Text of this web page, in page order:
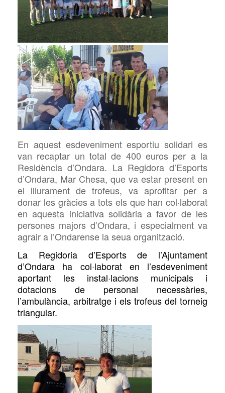
En aquest esdeveniment esportiu solidari es
van recaptar un total de 400 euros per a la
Residència d’Ondara. La Regidora d’Esports
d’Ondara, Mar Chesa, que va estar present en
el lliurament de trofeus, va aprofitar per a
donar les gràcies a tots els que han col·laborat
en aquesta iniciativa solidària a favor de les
persones majors d’Ondara, i especialment va
agrair a l’Ondarense la seua organització.
La Regidoria d’Esports de l’Ajuntament
d’Ondara ha col·laborat en l’esdeveniment
aportant les instal·lacions municipals i
dotacions de personal necessàries,
l’ambulància, arbitratge i els trofeus del torneig
triangular.